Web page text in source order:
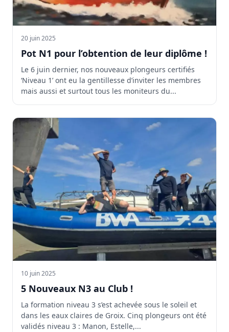
20 juin 2025
Pot N1 pour l’obtention de leur diplôme !
Le 6 juin dernier, nos nouveaux plongeurs certifiés
‘Niveau 1’ ont eu la gentillesse d’inviter les membres
mais aussi et surtout tous les moniteurs du...
10 juin 2025
5 Nouveaux N3 au Club !
La formation niveau 3 s’est achevée sous le soleil et
dans les eaux claires de Groix. Cinq plongeurs ont été
validés niveau 3 : Manon, Estelle,...